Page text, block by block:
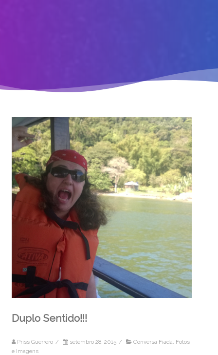
Duplo Sentido!!!
Priss Guerrero / setembro 28, 2015 / Conversa Fiada Fotos
e Imagens